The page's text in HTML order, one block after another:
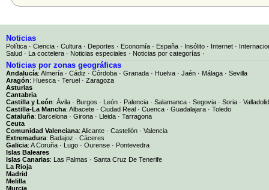
Noticias
Política · Ciencia · Cultura · Deportes · Economía · España · Insólito · Internet ·
Salud · La coctelera · Noticias especiales · Noticias por categorías ·
Noticias por zonas geográficas
Andalucía: Almería · Cádiz · Córdoba · Granada · Huelva · Jaén · Málaga · Sevilla
Aragón: Huesca · Teruel · Zaragoza
Asturias
Cantabria
Castilla y León: Ávila · Burgos · León · Palencia · Salamanca · Segovia · Soria · Valladolid
Castilla-La Mancha: Albacete · Ciudad Real · Cuenca · Guadalajara · Toledo
Cataluña: Barcelona · Girona · Lleida · Tarragona
Ceuta
Comunidad Valenciana: Alicante · Castellón · Valencia
Extremadura: Badajoz · Cáceres
Galicia: A Coruña · Lugo · Ourense · Pontevedra
Islas Baleares
Islas Canarias: Las Palmas · Santa Cruz De Tenerife
La Rioja
Madrid
Melilla
Murcia